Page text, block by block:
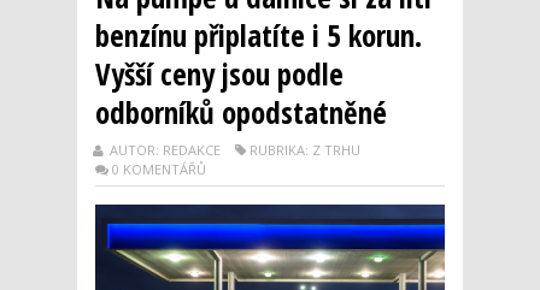
benzínu připlatíte i 5 korun.
Vyšší ceny jsou podle
odborníků opodstatněné
AUTOR: REDAKCE
RUBRIKA: Z TRHU
0 KOMENTÁŘŮ